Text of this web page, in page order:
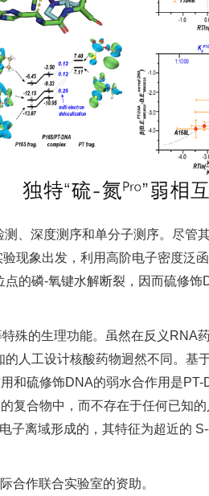
、深度测序和单分子测序。尽管
现象出发，利用高阶电子密度泛
的磷-氧键水解断裂，因而硫修
殊的生理功能。虽然在反义RNA
人工设计核酸药物迥然不同。基
和硫修饰DNA的弱水合作用是
复合物中，而不存在于任何已知
离域形成的，其特征为超近的
合作联合实验室的资助。